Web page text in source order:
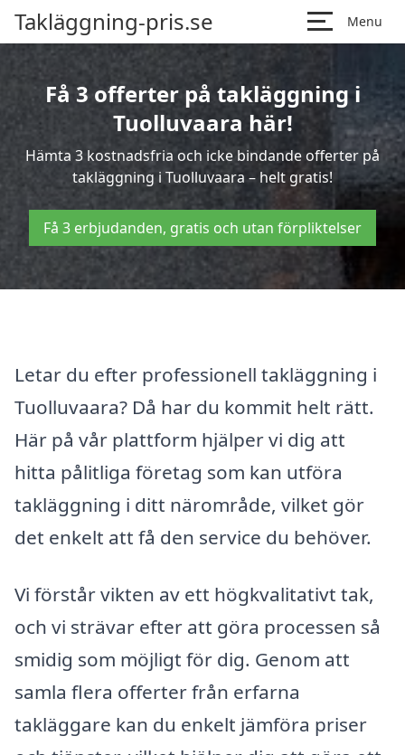
Takläggning-pris.se Menu
Få 3 offerter på takläggning i
Tuolluvaara här!
Hämta 3 kostnadsfria och icke bindande offerter på
takläggning i Tuolluvaara – helt gratis!
Få 3 erbjudanden, gratis och utan förpliktelser
Letar du efter professionell takläggning i
Tuolluvaara? Då har du kommit helt rätt.
Här på vår plattform hjälper vi dig att
hitta pålitliga företag som kan utföra
takläggning i ditt närområde, vilket gör
det enkelt att få den service du behöver.
Vi förstår vikten av ett högkvalitativt tak,
och vi strävar efter att göra processen så
smidig som möjligt för dig. Genom att
samla flera offerter från erfarna
takläggare kan du enkelt jämföra priser